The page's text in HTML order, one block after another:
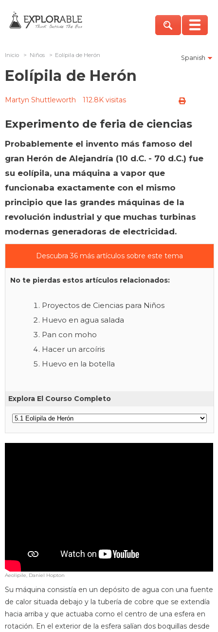
Spanish
Inicio > Niños > Eolípila de Herón
Eolípila de Herón
Martyn Shuttleworth 112.8K visitas
Experimento de feria de ciencias
Probablemente el invento más famoso del
gran Herón de Alejandría (10 d.C. - 70 d.C.) fue
su eolípila, una máquina a vapor que
funcionaba exactamente con el mismo
principio que las grandes máquinas de la
revolución industrial y que muchas turbinas
modernas generadoras de electricidad.
Descubra 36 más artículos sobre este tema
No te pierdas estos artículos relacionados:
Proyectos de Ciencias para Niños
Huevo en agua salada
Pan con moho
Hacer un arcoíris
Huevo en la botella
Explora El Courso Completo
Aeolipile, Daniel Hopton
Su máquina consistía en un depósito de agua con una fuente
de calor situada debajo y la tubería de cobre que se extendía
hacia arriba y que actuaba como el centro de una esfera en
rotación. En el exterior de la esfera salían dos boquillas desde